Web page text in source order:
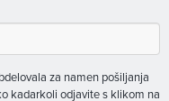
za namen pošiljanja
kadarkoli odjavite s klikom na